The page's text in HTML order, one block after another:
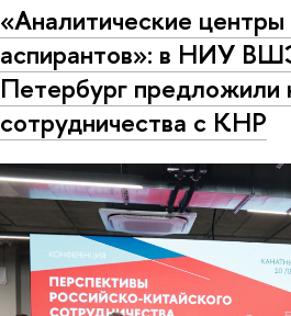
«Аналитические
аспирантов»: в НИУ
Петербург
сотрудничества с КНР